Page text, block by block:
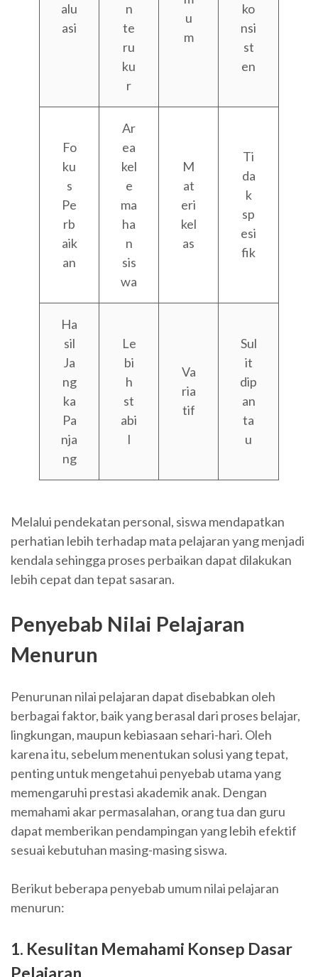
alu
asi
n
te
ru
ku
r
u
m
ko
nsi
st
en
Fo
ku
s
Pe
rb
aik
an
Ar
ea
kel
e
ma
ha
n
sis
wa
M
at
eri
kel
as
Ti
da
k
sp
esi
fik
Ha
sil
Ja
ng
ka
Pa
nja
ng
Le
bi
h
st
abi
l
Va
ria
tif
Sul
it
dip
an
ta
u
Melalui pendekatan personal, siswa mendapatkan
perhatian lebih terhadap mata pelajaran yang menjadi
kendala sehingga proses perbaikan dapat dilakukan
lebih cepat dan tepat sasaran.
Penyebab Nilai Pelajaran
Menurun
Penurunan nilai pelajaran dapat disebabkan oleh
berbagai faktor, baik yang berasal dari proses belajar,
lingkungan, maupun kebiasaan sehari-hari. Oleh
karena itu, sebelum menentukan solusi yang tepat,
penting untuk mengetahui penyebab utama yang
memengaruhi prestasi akademik anak. Dengan
memahami akar permasalahan, orang tua dan guru
dapat memberikan pendampingan yang lebih efektif
sesuai kebutuhan masing-masing siswa.
Berikut beberapa penyebab umum nilai pelajaran
menurun:
1. Kesulitan Memahami Konsep Dasar
Pelajaran